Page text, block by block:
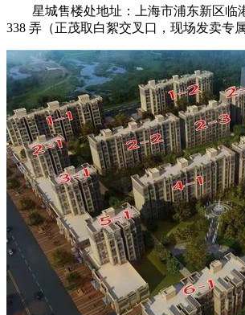
星城售楼处地址：上海市浦东新区临
338 弄（正茂取白絮交叉口，现场发卖专